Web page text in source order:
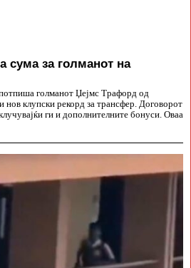
сума за голманот на
голманот Џејмс Трафорд од
нов клупски рекорд за трансфер. Договорот
ги и дополнителните бонуси. Оваа